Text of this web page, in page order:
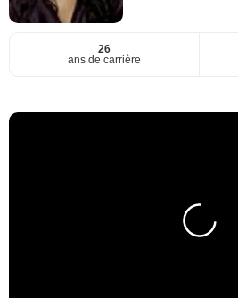
26
ans de carrière